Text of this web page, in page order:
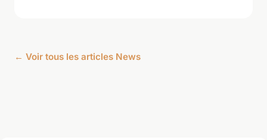
← Voir tous les articles News